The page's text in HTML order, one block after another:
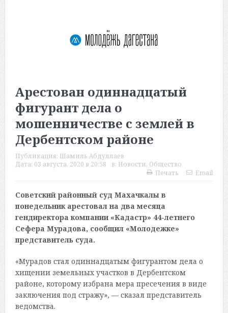
Арестован одиннадцатый
фигурант дела о
мошенничестве с землей в
Дербентском районе
Публикация: Шамиль Абдуллаев
Дата: 03 августа, 2020 в 20:58 в: Новости, Общество
Печать
Email
Советский районный суд Махачкалы в
понедельник арестовал на два месяца
гендиректора компании «Кадастр» 44-летнего
Сефера Мурадова, сообщил «Молодежке»
представитель суда.
«Мурадов стал одиннадцатым фигурантом дела о
хищении земельных участков в Дербентском
районе, которому избрана мера пресечения в виде
заключения под стражу», — сказал представитель
ведомства.